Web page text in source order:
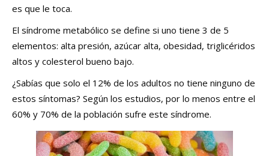
es que le toca.
El síndrome metabólico se define si uno tiene 3 de 5
elementos: alta presión, azúcar alta, obesidad, triglicéridos
altos y colesterol bueno bajo.
¿Sabías que solo el 12% de los adultos no tiene ninguno de
estos síntomas? Según los estudios, por lo menos entre el
60% y 70% de la población sufre este síndrome.